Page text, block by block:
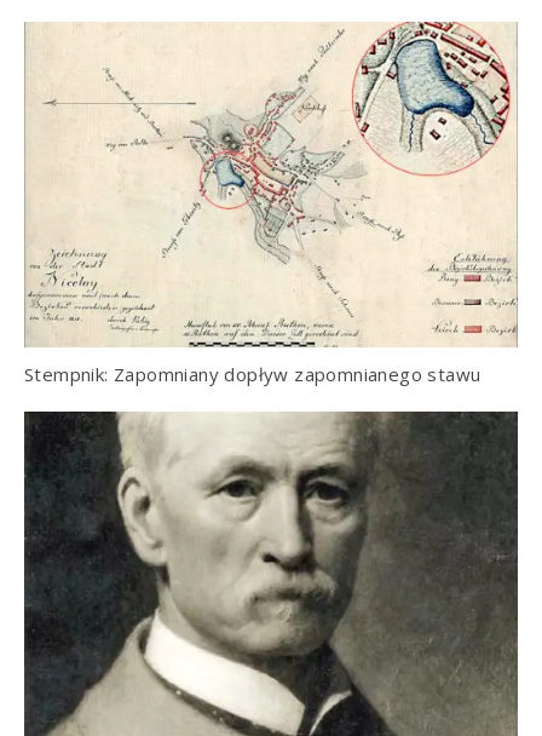
Stempnik: Zapomniany dopływ zapomnianego stawu